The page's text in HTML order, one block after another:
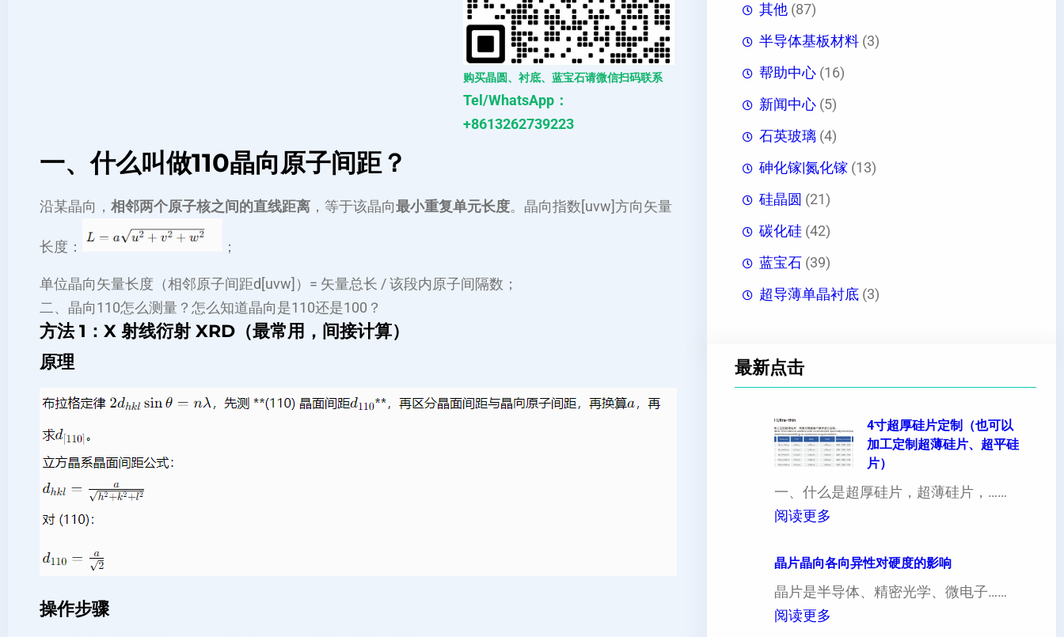
购买晶圆、衬底、蓝宝石请微信扫码联系
Tel/WhatsApp：
+8613262739223
一、什么叫做110晶向原子间距？
沿某晶向， 相邻两个原子核之间的直线距离 ，等于该晶向最小重复单元长度。晶向指数 [uvw]方向矢量
长度： ；
单位晶向矢量长度（相邻原子间距d[uvw]​ ）= 矢量总长 / 该段内原子间隔数；
二、晶向110怎么测量？怎么知道晶向是110还是100？
方法 1：X 射线衍射 XRD（最常用，间接计算）
原理
操作步骤
其他(87)
半导体基板材料(3)
帮助中心(16)
新闻中心(5)
石英玻璃(4)
砷化镓|氮化镓(13)
硅晶圆 (21)
碳化硅(42)
蓝宝石(39)
超导薄单晶衬底(3)
最新点击
4寸超厚硅片定制（也可以
加工定制超薄硅片、超平硅
片）
一、什么是超厚硅片，超薄硅片，……
阅读更多
寸
超
晶片晶向各向异性对硬度的影响
晶片是半导体、精密光学、微电子……
阅读更多